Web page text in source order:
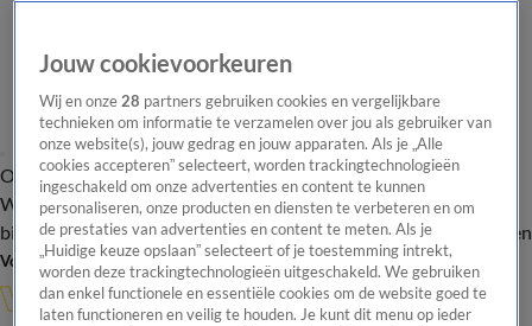
Overzicht Onze programma's Uitzendingen Onze gezichten
In de
WandelgangenInterviewsUitzending
bijwonenPodcastShopVeelgestelde vragenKijkersvraag insturen
Volg Vandaag Inside
Jouw cookievoorkeuren
Wij en onze28 partners gebruiken cookies en vergelijkbare
technieken om informatie te verzamelen over jou als gebruiker van
onze website(s), jouw gedrag en jouw apparaten. Als je „Alle
cookies accepteren” selecteert, worden trackingtechnologieën
ingeschakeld om onze advertenties en content te kunnen
personaliseren, onze producten en diensten te verbeteren en om
de prestaties van advertenties en content te meten. Als je
„Huidige keuze opslaan” selecteert of je toestemming intrekt,
worden deze trackingtechnologieën uitgeschakeld. We gebruiken
dan enkel functionele en essentiële cookies om de website goed te
laten functioneren en veilig te houden. Je kunt dit menu op ieder